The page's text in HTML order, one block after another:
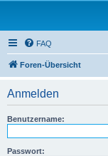
FAQ
Foren-Übersicht
Anmelden
Benutzername:
Passwort: